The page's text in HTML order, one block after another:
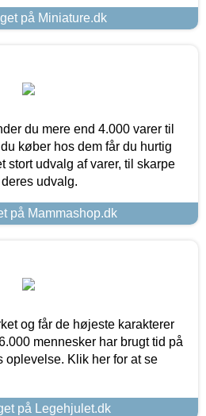
på Miniature.dk
du mere end 4.000 varer til
køber hos dem får du hurtig
stort udvalg af varer, til skarpe
udvalg.
på Mammashop.dk
og får de højeste karakterer
mennesker har brugt tid på
oplevelse. Klik her for at se
på Legehjulet.dk